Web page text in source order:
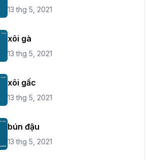
13 thg 5, 2021
xôi gà
13 thg 5, 2021
xôi gấc
13 thg 5, 2021
bún đậu
13 thg 5, 2021